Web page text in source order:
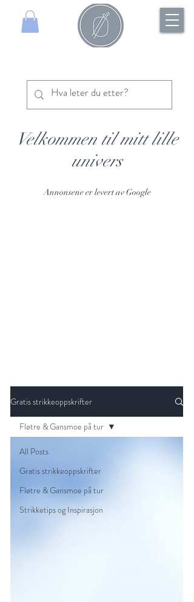
Velkommen til mitt lille
univers
Annonsene er levert av Google
Gratis strikkeoppskrifter
All Posts
Gratis strikkeoppskrifter
Fløtre & Gansmoe på tur
Strikketips og Inspirasjon
Fløtre & Gansmoe på tur